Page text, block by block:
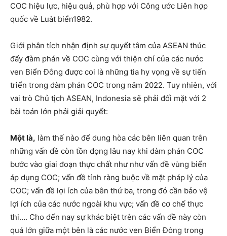
COC hiệu lực, hiệu quả, phù hợp với Công ước Liên hợp
quốc về Luât biển1982.
Giới phân tích nhận định sự quyết tâm của ASEAN thúc
đẩy đàm phán về COC cùng với thiện chí của các nước
ven Biển Đông được coi là những tia hy vọng về sự tiến
triển trong đàm phán COC trong năm 2022. Tuy nhiên, với
vai trò Chủ tịch ASEAN, Indonesia sẽ phải đối mặt với 2
bài toán lớn phải giải quyết:
Một là, làm thế nào để dung hòa các bên liên quan trên
những vấn đề còn tồn đọng lâu nay khi đàm phán COC
bước vào giai đoạn thực chất như như vấn đề vùng biển
áp dụng COC; vấn đề tính ràng buộc về mặt pháp lý của
COC; vấn đề lợi ích của bên thứ ba, trong đó cần bảo vệ
lợi ích của các nước ngoài khu vực; vấn đề cơ chế thực
thi…. Cho đến nay sự khác biệt trên các vấn đề này còn
quá lớn giữa một bên là các nước ven Biển Đông trong